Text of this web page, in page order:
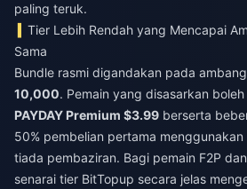
paling teruk.
Tier Lebih Rendah yang Mencapai
Sama
Bundle rasmi digandakan pada ambang
10,000. Pemain yang disasarkan
PAYDAY Premium $3.99 berserta
50% pembelian pertama menggunakan
tiada pembaziran. Bagi pemain F2P
senarai tier BitTopup secara jelas